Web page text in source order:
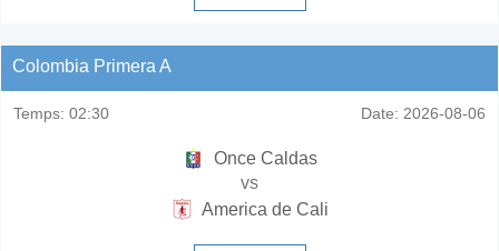
Colombia Primera A
Temps: 02:30 Date: 2026-08-06
Once Caldas
vs
America de Cali